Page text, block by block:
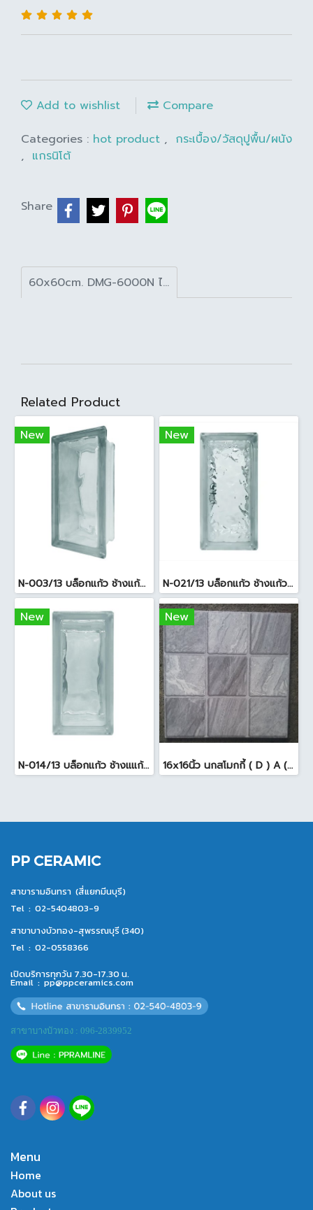
Add to wishlist
Compare
Categories : hot product , กระเบื้อง/วัสดุปูพื้น/ผนัง
, แกรนิโต้
Share
60x60cm. DMG-6000N ไอวอรี่ นาโน A (Pack 4)
Related Product
New
N-003/13 บล็อกแก้ว ช้างแก้ว WOW พริ้วแก้ว ( 24x11.5x8cm )
New
N-021/13 บล็อกแก้ว ช้างแก้ว WOW แก้วประดับฟ้า ( 24X11.5X8cm )
New
N-014/13 บล็อกแก้ว ช้างแแก้ว WOW หยาดเพชร ( 24x11.5x8 cm.)
New
16x16นิ้ว นกสโมกกี้ ( D ) A (Pack6)
PP CERAMIC
สาขารามอินทรา (สี่แยกมีนบุรี)
Tel : 02-5404803-9
สาขาบางบัวทอง-สุพรรณบุรี (340)
Tel : 02-0558366
เปิดบริการทุกวัน 7.30-17.30 น.
Email : pp@ppceramics.com
สาขาบางบัวทอง : 096-2839952
Menu
Home
About us